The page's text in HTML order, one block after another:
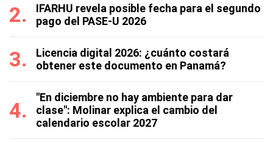
IFARHU revela posible fecha para el segundo
pago del PASE-U 2026
Licencia digital 2026: ¿cuánto costará
obtener este documento en Panamá?
"En diciembre no hay ambiente para dar
clase": Molinar explica el cambio del
calendario escolar 2027